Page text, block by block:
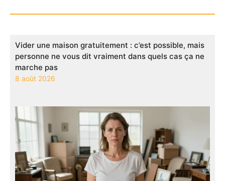
Vider une maison gratuitement : c’est possible, mais
personne ne vous dit vraiment dans quels cas ça ne
marche pas
8 août 2026